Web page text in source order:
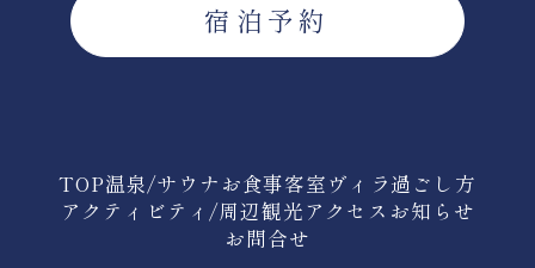
宿泊予約
TOP温泉/サウナ お食事客室ヴィラ過ごし方
アクティビティ/周辺観光アクセス お知らせ
お問合せ